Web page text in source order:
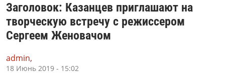
Заголовок: Казанцев приглашают на
творческую встречу с режиссером
Сергеем Женовачом
admin,
18 Июнь 2019 - 15:02